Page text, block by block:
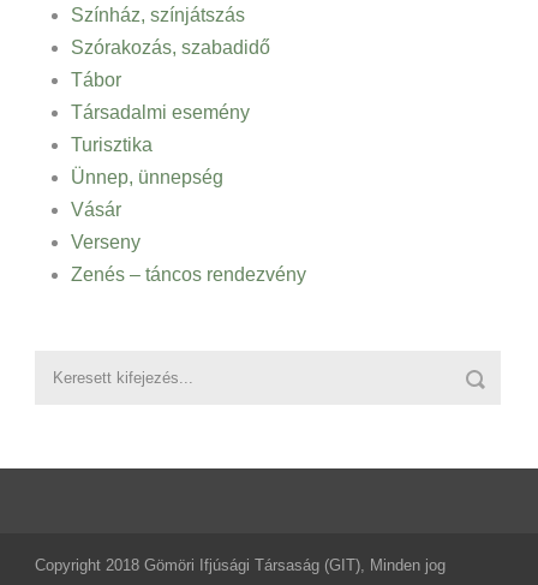
Színház, színjátszás
Szórakozás, szabadidő
Tábor
Társadalmi esemény
Turisztika
Ünnep, ünnepség
Vásár
Verseny
Zenés – táncos rendezvény
Copyright 2018 Gömöri Ifjúsági Társaság (GIT), Minden jog